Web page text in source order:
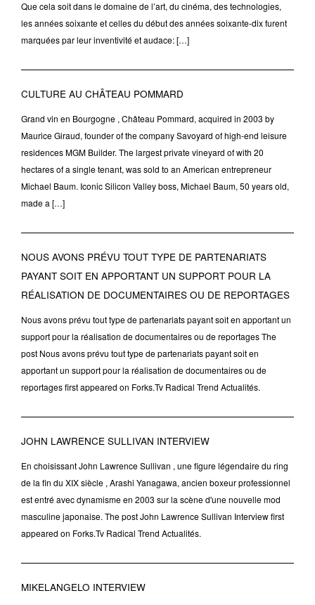
Que cela soit dans le domaine de l’art, du cinéma, des technologies,
les années soixante et celles du début des années soixante-dix furent
marquées par leur inventivité et audace: […]
CULTURE AU CHÂTEAU POMMARD
Grand vin en Bourgogne , Château Pommard, acquired in 2003 by
Maurice Giraud, founder of the company Savoyard of high-end leisure
residences MGM Builder. The largest private vineyard of with 20
hectares of a single tenant, was sold to an American entrepreneur
Michael Baum. Iconic Silicon Valley boss, Michael Baum, 50 years old,
made a […]
NOUS AVONS PRÉVU TOUT TYPE DE PARTENARIATS
PAYANT SOIT EN APPORTANT UN SUPPORT POUR LA
RÉALISATION DE DOCUMENTAIRES OU DE REPORTAGES
Nous avons prévu tout type de partenariats payant soit en apportant un
support pour la réalisation de documentaires ou de reportages The
post Nous avons prévu tout type de partenariats payant soit en
apportant un support pour la réalisation de documentaires ou de
reportages first appeared on Forks.Tv Radical Trend Actualités.
JOHN LAWRENCE SULLIVAN INTERVIEW
En choisissant John Lawrence Sullivan , une figure légendaire du ring
de la fin du XIX siècle , Arashi Yanagawa, ancien boxeur professionnel
est entré avec dynamisme en 2003 sur la scène d'une nouvelle mod
masculine japonaise. The post John Lawrence Sullivan Interview first
appeared on Forks.Tv Radical Trend Actualités.
MIKELANGELO INTERVIEW